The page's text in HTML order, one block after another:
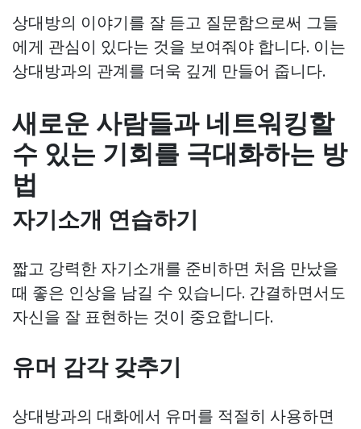
상대방의 이야기를 잘 듣고 질문함으로써 그들
에게 관심이 있다는 것을 보여줘야 합니다. 이는
상대방과의 관계를 더욱 깊게 만들어 줍니다.
새로운 사람들과 네트워킹할
수 있는 기회를 극대화하는 방
법
자기소개 연습하기
짧고 강력한 자기소개를 준비하면 처음 만났을
때 좋은 인상을 남길 수 있습니다. 간결하면서도
자신을 잘 표현하는 것이 중요합니다.
유머 감각 갖추기
상대방과의 대화에서 유머를 적절히 사용하면